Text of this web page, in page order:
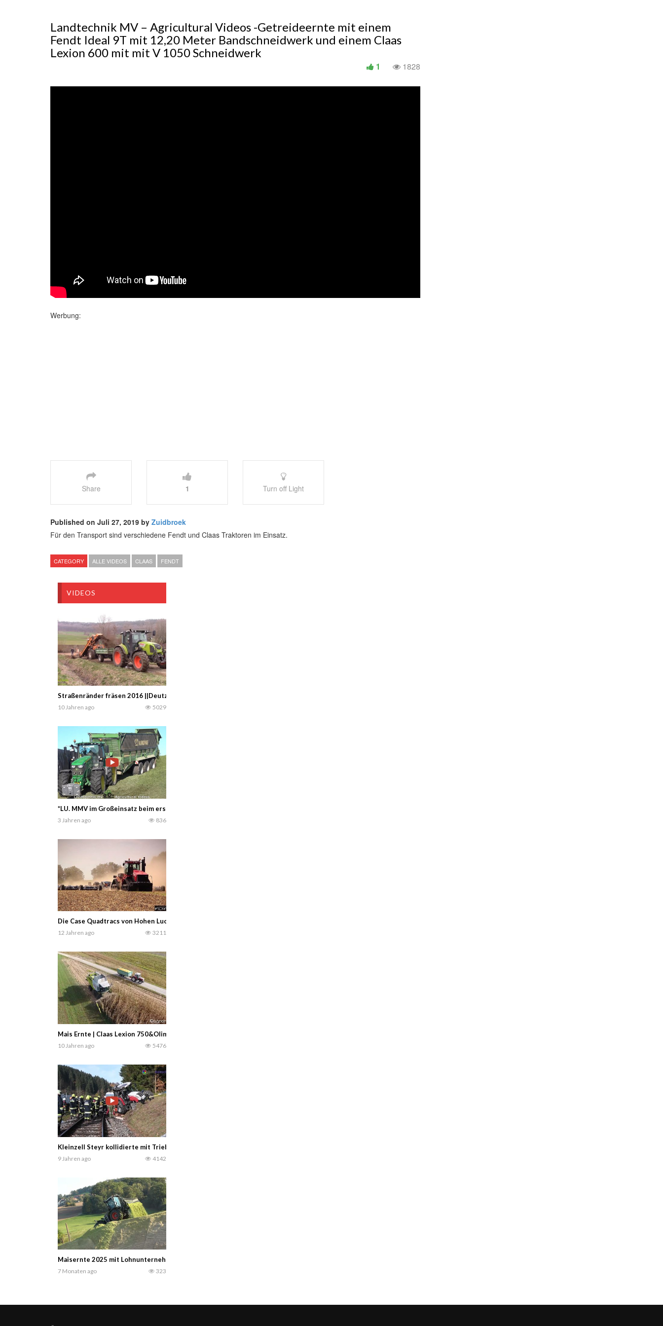
Landtechnik MV – Agricultural Videos -Getreideernte mit einem
Fendt Ideal 9T mit 12,20 Meter Bandschneidwerk und einem Claas
Lexion 600 mit mit V 1050 Schneidwerk
1828
1
Werbung:
Share 1 Turn off Light
Published on Juli 27, 2019 by Zuidbroek
Für den Transport sind verschiedene Fendt und Claas Traktoren im Einsatz.
CATEGORY ALLE VIDEOS CLAAS FENDT
VIDEOS
Straßenränder fräsen 2016 ||Deutz-Fahr|Claas|Fendt|IHC|Valtra||Leon Riehl AGRARVIDEOS
10 Jahren ago 5029
*LU. MMV im Großeinsatz beim ersten Schnitt 2023 — Case ih – Krone – John Deere- New Holland usw. — Landtechnik MV – Agricultural Videos
3 Jahren ago 836
Die Case Quadtracs von Hohen Luckow 2014. (ffarmer99)
12 Jahren ago 3211
Mais Ernte | Claas Lexion 750&Olimac Drago GT | Lohndrusch Masser — Agrarprofi – Agriculture
10 Jahren ago 5476
Kleinzell Steyr kollidierte mit Triebwagen
9 Jahren ago 4142
Maisernte 2025 mit Lohnunternehmen Ruhland – HOCH HINAUS mit Claas Xerion 4000 und Krone BigX 1100. agrofilm oberpfalz
7 Monaten ago 323